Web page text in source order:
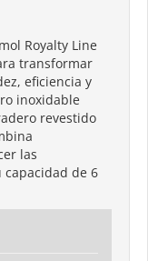
Royalty Line
transformar
eficiencia y
inoxidable
revestido
las
capacidad de 6